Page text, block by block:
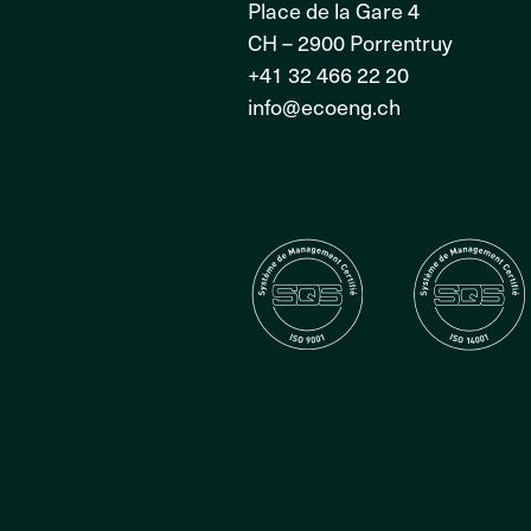
Place de la Gare 4
CH – 2900 Porrentruy
+41 32 466 22 20
info@ecoeng.ch